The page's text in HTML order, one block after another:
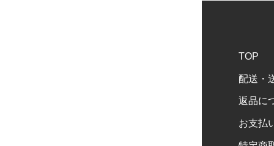
TOP
配送・
返品に
お支払